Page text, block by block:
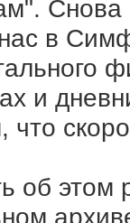
в
и
что
об